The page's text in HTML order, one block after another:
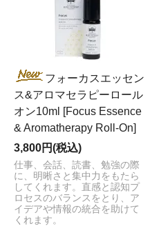
フォーカスエッセン
ス&アロマセラピーロール
オン10ml [Focus Essence
& Aromatherapy Roll-On]
3,800円(税込)
仕事、会話、読書、勉強の際
に、明晰さと集中力をもたら
してくれます。直感と認知プ
ロセスのバランスをとり、ア
イデアや情報の統合を助けて
くれます。